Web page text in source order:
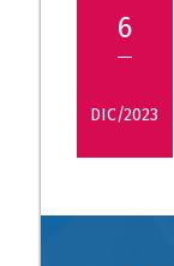
6
DIC/2023